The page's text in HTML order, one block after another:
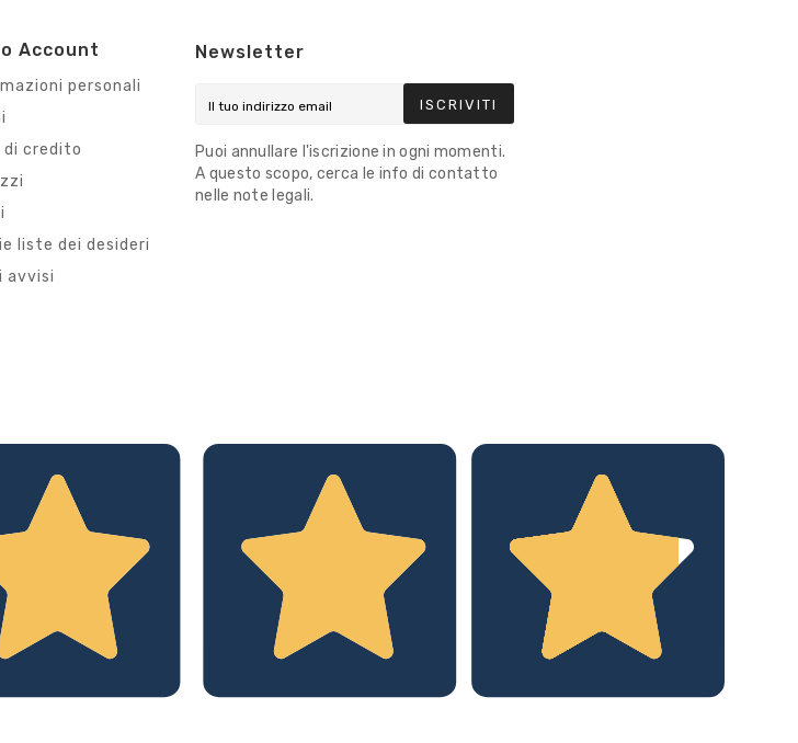
Account
personali
di credito
liste dei desideri
avvisi
Newsletter
ISCRIVITI
Puoi annullare l'iscrizione in ogni momenti.
A questo scopo, cerca le info di contatto
nelle note legali.